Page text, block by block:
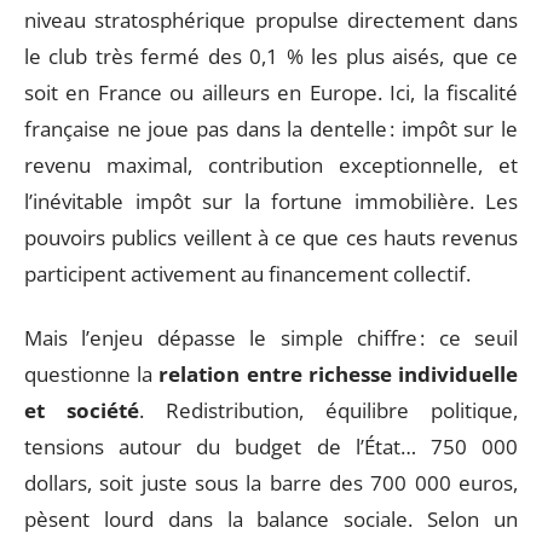
niveau stratosphérique propulse directement dans
le club très fermé des 0,1 % les plus aisés, que ce
soit en France ou ailleurs en Europe. Ici, la fiscalité
française ne joue pas dans la dentelle : impôt sur le
revenu maximal, contribution exceptionnelle, et
l’inévitable impôt sur la fortune immobilière. Les
pouvoirs publics veillent à ce que ces hauts revenus
participent activement au financement collectif.
Mais l’enjeu dépasse le simple chiffre : ce seuil
questionne la relation entre richesse individuelle
et société. Redistribution, équilibre politique,
tensions autour du budget de l’État… 750 000
dollars, soit juste sous la barre des 700 000 euros,
pèsent lourd dans la balance sociale. Selon un